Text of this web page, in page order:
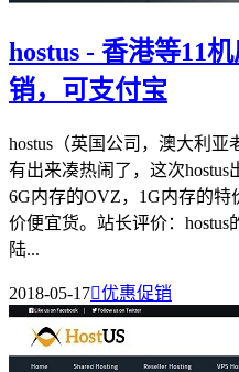
hostus - 香港等11
销，可支付宝
hostus（英国公司，澳大利
有出来凑热闹了，这次
6G内存的OVZ，1G内存的
价便宜货。站长评价：
陆...
2018-05-17优惠促销